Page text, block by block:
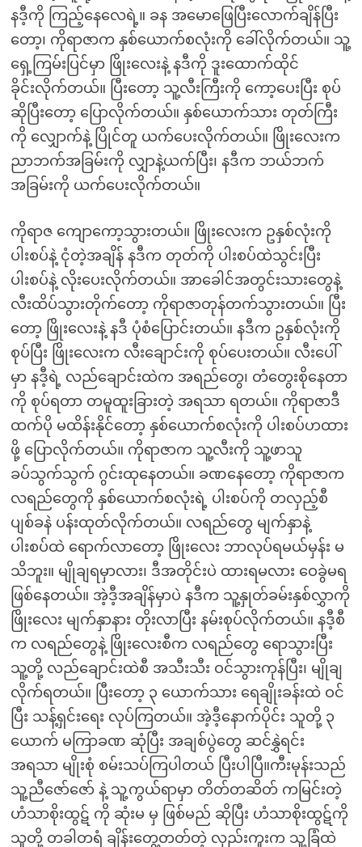
နဒီ့ကို ကြည့်နေလေရဲ့။ ခန အမောဖြေပြီးလောက်ချိန်ပြီး
တော့၊ ကိုရာဇာက နှစ်ယောက်စလုံးကို ခေါ်လိုက်တယ်။ သူ့
ရှေ့ကြမ်းပြင်မှာ ဖြိုးလေးနဲ့ နဒီကို ဒူးထောက်ထိုင်
ခိုင်းလိုက်တယ်။ ပြီးတော့ သူ့လီးကြီးကို ကော့ပေးပြီး စုပ်
ဆိုပြီးတော့ ပြောလိုက်တယ်။ နှစ်ယောက်သား တုတ်ကြီး
ကို လျှောက်နဲ့ ပြိုင်တူ ယက်ပေးလိုက်တယ်။ ဖြိုးလေးက
ညာဘက်အခြမ်းကို လျှာနဲ့ယက်ပြီး၊ နဒီက ဘယ်ဘက်
အခြမ်းကို ယက်ပေးလိုက်တယ်။
ကိုရာဇ ကျောကော့သွားတယ်။ ဖြိုးလေးက ဥနှစ်လုံးကို
ပါးစပ်နဲ့ ငုံတဲ့အချိန် နဒီက တုတ်ကို ပါးစပ်ထဲသွင်းပြီး
ပါးစပ်နဲ့ လိုးပေးလိုက်တယ်။ အာခေါင်အတွင်းသားတွေနဲ့
လီးထိပ်သွားတိုက်တော့ ကိုရာဇာတုန်တက်သွားတယ်။ ပြီး
တော့ ဖြိုးလေးနဲ့ နဒီ ပုံစံပြောင်းတယ်။ နဒီက ဥနှစ်လုံးကို
စုပ်ပြီး ဖြိုးလေးက လီးချောင်းကို စုပ်ပေးတယ်။ လီးပေါ်
မှာ နဒီ့ရဲ့ လည်ချောင်းထဲက အရည်တွေ၊ တံတွေးစိုနေတာ
ကို စုပ်ရတာ တမူထူးခြားတဲ့ အရသာ ရတယ်။ ကိုရာဇာဒီ
ထက်ပို မထိန်းနိုင်တော့ နှစ်ယောက်စလုံးကို ပါးစပ်ဟထား
ဖို့ ပြောလိုက်တယ်။ ကိုရာဇာက သူ့လီးကို သူ့ဖာသူ
ခပ်သွက်သွက် ဂွင်းထုနေတယ်။ ခဏနေတော့ ကိုရာဇာက
လရည်တွေကို နှစ်ယောက်စလုံးရဲ့ ပါးစပ်ကို တလှည့်စီ
ပျစ်ခနဲ ပန်းထုတ်လိုက်တယ်။ လရည်တွေ မျက်နှာနဲ့
ပါးစပ်ထဲ ရောက်လာတော့ ဖြိုးလေး ဘာလုပ်ရမယ်မှန်း မ
သိဘူး။ မျိုချရမှာလား၊ ဒီအတိုင်းပဲ ထားရမလား ဝေခွဲမရ
ဖြစ်နေတယ်။ အဲ့ဒီ့အချိန်မှာပဲ နဒီက သူ့နှုတ်ခမ်းနှစ်လွှာကို
ဖြိုးလေး မျက်နှာနား တိုးလာပြီး နမ်းစုပ်လိုက်တယ်။ နဒီ့စီ
က လရည်တွေနဲ့ ဖြိုးလေးစီက လရည်တွေ ရောသွားပြီး
သူ့တို့ လည်ချောင်းထဲစီ အသီးသီး ဝင်သွားကုန်ပြီး၊ မျိုချ
လိုက်ရတယ်။ ပြီးတော့ ၃ ယောက်သား ရေချိုးခန်းထဲ ဝင်
ပြီး သန့်ရှင်းရေး လုပ်ကြတယ်။ အဲ့ဒီ့နောက်ပိုင်း သူတို့ ၃
ယောက် မကြာခဏ ဆုံပြီး အချစ်ပွဲတွေ ဆင်နွှဲရင်း
အရသာ မျိုးစုံ စမ်းသပ်ကြပါတယ် ပြီးပါပြီ။ကီးမုန်းသည်
သူ့ညီဇော်ဇော် နဲ့ သူ့ကွယ်ရာမှာ တိတ်တဆိတ် ကမြင်းတဲ့
ဟံသာစိုးထွဋ် ကို ဆုံးမ မှ ဖြစ်မည် ဆိုပြီး ဟံသာစိုးထွဋ်ကို
သူတို့ တခါတရံ ချိန်းတွေ့တတ်တဲ့ လှည်းကူးက သူ့ခြံထဲ